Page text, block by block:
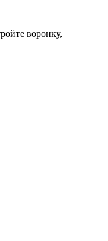
воронку,